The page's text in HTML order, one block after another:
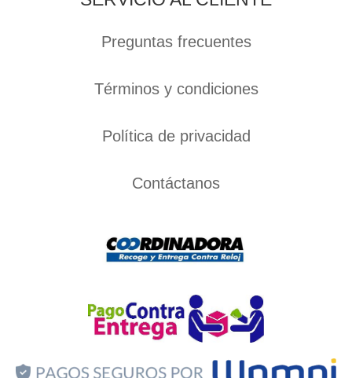
Preguntas frecuentes
Términos y condiciones
Política de privacidad
Contáctanos